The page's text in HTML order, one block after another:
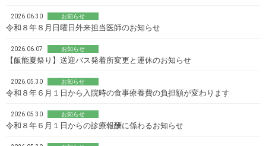
2026.06.30 お知らせ
令和８年８月日曜日外来担当医師のお知らせ
2026.06.07 お知らせ
【飯能夏祭り】送迎バス発着所変更と運休のお知らせ
2026.05.30 お知らせ
令和８年６月１日から入院時の食事療養費の負担額が変わります
2026.05.30 お知らせ
令和８年６月１日からの診療報酬に係わるお知らせ